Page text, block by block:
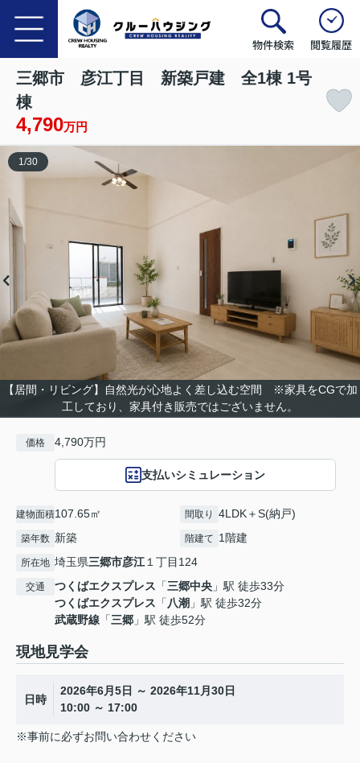
物件検索 閲覧履歴
三郷市 彦江丁目 新築戸建 全1棟 1号
棟
4,790万円
【居間・リビング】自然光が心地よく差し込む空間 ※家具をCGで加
工しており、家具付き販売ではございません。
1 /30
価格 4,790万円
支払いシミュレーション
建物面積107.65㎡ 間取り 4LDK＋S(納戸)
築年数 新築 階建て 1階建
所在地 埼玉県三郷市彦江 １丁目124
交通 つくばエクスプレス 「三郷中央 」駅 徒歩33分
つくばエクスプレス 「 八潮 」駅 徒歩32分
武蔵野線 「三郷 」駅 徒歩52分
現地見学会
日時
2026年6月5日 ～ 2026年11月30日
10:00 ～ 17:00
※事前に必ずお問い合わせください